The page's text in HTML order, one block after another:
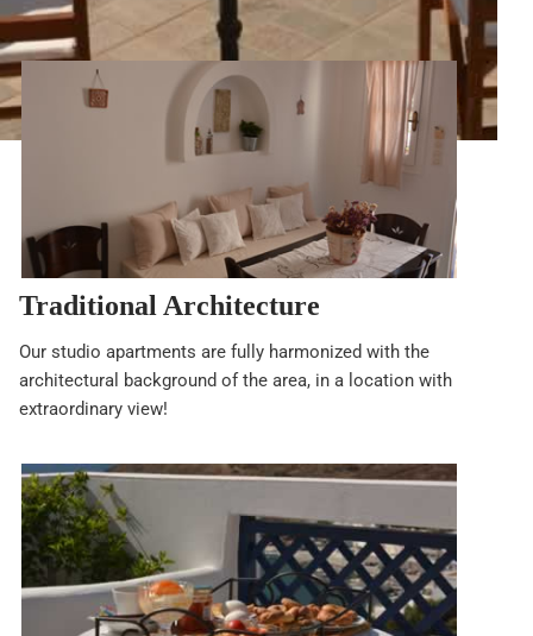
Traditional Architecture
Our studio apartments are fully harmonized with the
architectural background of the area, in a location with
extraordinary view!